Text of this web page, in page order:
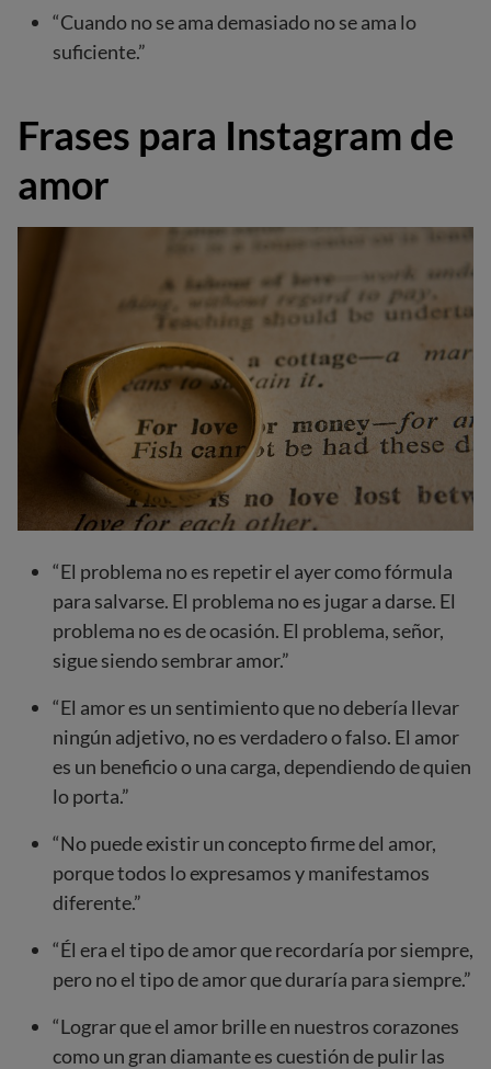
“Cuando no se ama demasiado no se ama lo
suficiente.”
Frases para Instagram de
amor
“El problema no es repetir el ayer como fórmula
para salvarse. El problema no es jugar a darse. El
problema no es de ocasión. El problema, señor,
sigue siendo sembrar amor.”
“El amor es un sentimiento que no debería llevar
ningún adjetivo, no es verdadero o falso. El amor
es un beneficio o una carga, dependiendo de quien
lo porta.”
“No puede existir un concepto firme del amor,
porque todos lo expresamos y manifestamos
diferente.”
“Él era el tipo de amor que recordaría por siempre,
pero no el tipo de amor que duraría para siempre.”
“Lograr que el amor brille en nuestros corazones
como un gran diamante es cuestión de pulir las